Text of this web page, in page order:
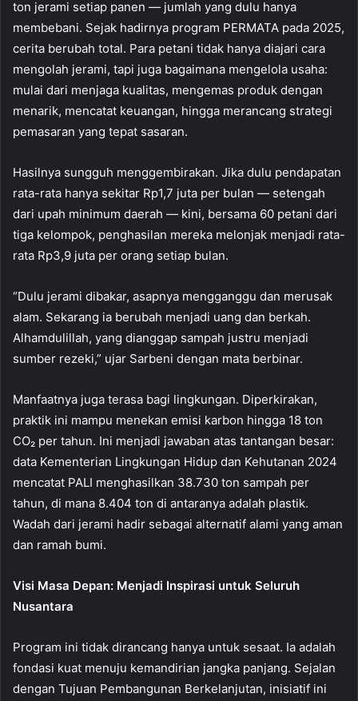
ton jerami setiap panen — jumlah yang dulu hanya
membebani. Sejak hadirnya program PERMATA pada 2025,
cerita berubah total. Para petani tidak hanya diajari cara
mengolah jerami, tapi juga bagaimana mengelola usaha:
mulai dari menjaga kualitas, mengemas produk dengan
menarik, mencatat keuangan, hingga merancang strategi
pemasaran yang tepat sasaran.
Hasilnya sungguh menggembirakan. Jika dulu pendapatan
rata-rata hanya sekitar Rp1,7 juta per bulan — setengah
dari upah minimum daerah — kini, bersama 60 petani dari
tiga kelompok, penghasilan mereka melonjak menjadi rata-
rata Rp3,9 juta per orang setiap bulan.
“Dulu jerami dibakar, asapnya mengganggu dan merusak
alam. Sekarang ia berubah menjadi uang dan berkah.
Alhamdulillah, yang dianggap sampah justru menjadi
sumber rezeki,” ujar Sarbeni dengan mata berbinar.
Manfaatnya juga terasa bagi lingkungan. Diperkirakan,
praktik ini mampu menekan emisi karbon hingga 18 ton
CO₂ per tahun. Ini menjadi jawaban atas tantangan besar:
data Kementerian Lingkungan Hidup dan Kehutanan 2024
mencatat PALI menghasilkan 38.730 ton sampah per
tahun, di mana 8.404 ton di antaranya adalah plastik.
Wadah dari jerami hadir sebagai alternatif alami yang aman
dan ramah bumi.
Visi Masa Depan: Menjadi Inspirasi untuk Seluruh
Nusantara
Program ini tidak dirancang hanya untuk sesaat. Ia adalah
fondasi kuat menuju kemandirian jangka panjang. Sejalan
dengan Tujuan Pembangunan Berkelanjutan, inisiatif ini